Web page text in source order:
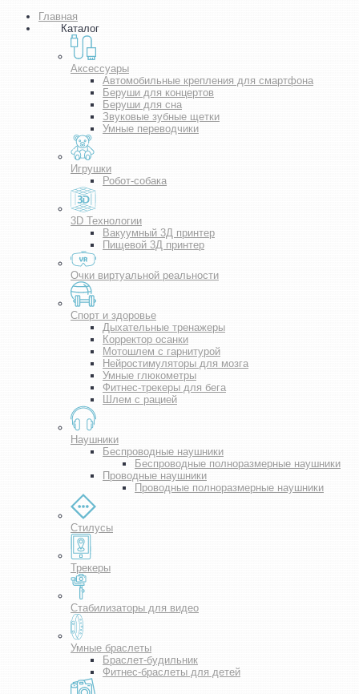
Главная
Каталог
Аксессуары
Автомобильные крепления для смартфона
Беруши для концертов
Беруши для сна
Звуковые зубные щетки
Умные переводчики
Игрушки
Робот-собака
3D Технологии
Вакуумный 3Д принтер
Пищевой 3Д принтер
Очки виртуальной реальности
Спорт и здоровье
Дыхательные тренажеры
Корректор осанки
Мотошлем с гарнитурой
Нейростимуляторы для мозга
Умные глюкометры
Фитнес-трекеры для бега
Шлем с рацией
Наушники
Беспроводные наушники
Беспроводные полноразмерные наушники
Проводные наушники
Проводные полноразмерные наушники
Стилусы
Трекеры
Стабилизаторы для видео
Умные браслеты
Браслет-будильник
Фитнес-браслеты для детей